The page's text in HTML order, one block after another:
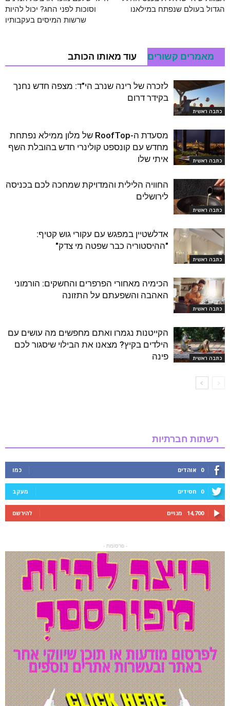
הגדול בעולם שנפתח במילאנו
וסוכות לפני החג? יכול להיות
שרשות המיסים בעקבותיו
מאמרים קשורים עוד מאותו הכותב
כתבה ראשית
לזכרה של רינה שנרב הי"ד: מצפה חדש נחנך
בקידר דרום
כתבה ראשית
מסעדת ה-RoofTop של מלון ממילא נפתחת
מחדש עם קונספט קולינרי חדש בהובלת השף
איתי שלו
כתבה ראשית
החוויה הלילית והמדויקת שמחכה לכם בכניסה
לירושלים
כתבה ראשית
אדלשטיין במפגש עם עקורי גוש קטיף:
"ההיסטוריה כבר שפטה מי צדק"
כתבה ראשית
הכימיה מאחורי הפרפרים והחשקים: הורמוני
האהבה והשפעתם על התזונה
כתבה ראשית
הקייטנות נגמרו ואתם מחפשים מה עושים עם
הילדים בקיץ? מצאנו את הבילוי שיסגור לכם
פינה
רשתות חברתיות
0 אוהדים כמו
0 חסידים מעקב
14,700 מנויים להירשם
- פרסומת -